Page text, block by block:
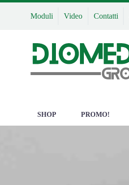
Moduli Video Contatti
SHOP PROMO!